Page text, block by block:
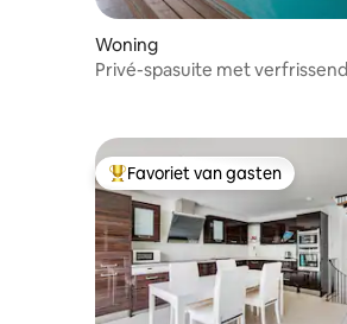
Woning
Privé-spasuite met
Topfavoriet van gasten
Favoriet van gasten